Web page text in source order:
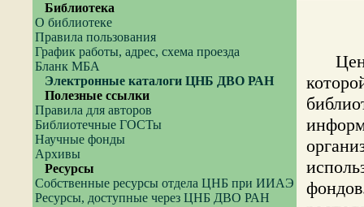
Библиотека
О библиотеке
Правила пользования
График работы, адрес, схема проезда
Бланк МБА
Электронные каталоги ЦНБ ДВО РАН
Полезные ссылки
Правила для авторов
Библиотечные ГОСТы
Научные фонды
Архивы
Ресурсы
Собственные ресурсы отдела ЦНБ при ИИАЭ
Ресурсы, доступные через ЦНБ ДВО РАН